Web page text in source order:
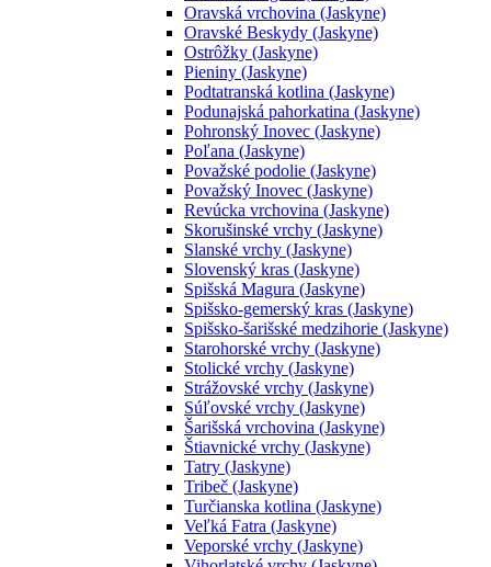
Oravská vrchovina (Jaskyne)
Oravské Beskydy (Jaskyne)
Ostrôžky (Jaskyne)
Pieniny (Jaskyne)
Podtatranská kotlina (Jaskyne)
Podunajská pahorkatina (Jaskyne)
Pohronský Inovec (Jaskyne)
Poľana (Jaskyne)
Považské podolie (Jaskyne)
Považský Inovec (Jaskyne)
Revúcka vrchovina (Jaskyne)
Skorušinské vrchy (Jaskyne)
Slanské vrchy (Jaskyne)
Slovenský kras (Jaskyne)
Spišská Magura (Jaskyne)
Spišsko-gemerský kras (Jaskyne)
Spišsko-šarišské medzihorie (Jaskyne)
Starohorské vrchy (Jaskyne)
Stolické vrchy (Jaskyne)
Strážovské vrchy (Jaskyne)
Súľovské vrchy (Jaskyne)
Šarišská vrchovina (Jaskyne)
Štiavnické vrchy (Jaskyne)
Tatry (Jaskyne)
Tribeč (Jaskyne)
Turčianska kotlina (Jaskyne)
Veľká Fatra (Jaskyne)
Veporské vrchy (Jaskyne)